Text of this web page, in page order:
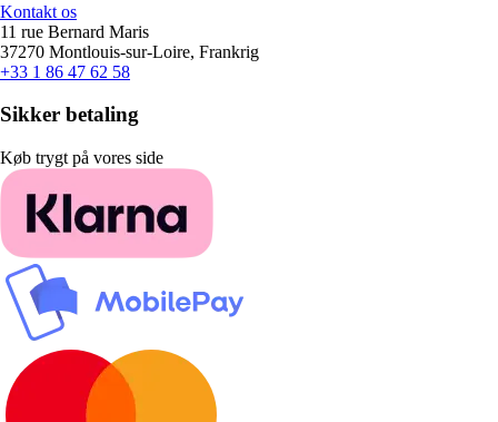
Kontakt os
11 rue Bernard Maris
37270 Montlouis-sur-Loire, Frankrig
+33 1 86 47 62 58
Sikker betaling
Køb trygt på vores side